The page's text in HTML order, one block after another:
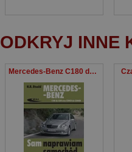
ODKRYJ INNE
Mercedes-Benz C180 do C350 oraz C200CDI do C320CDI